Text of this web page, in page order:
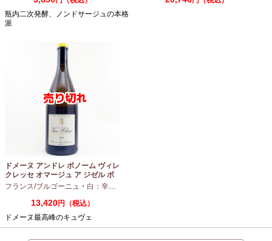
瓶内二次発酵、ノンドサージュの本格
派
ドメーヌ アンドレ ボノーム ヴィレ
クレッセ オマージュ ア ジゼル ボ
ノーム 2023 750ml
フランス/ブルゴーニュ ・ 白：辛口
13,420円（税込）
ドメーヌ最高峰のキュヴェ